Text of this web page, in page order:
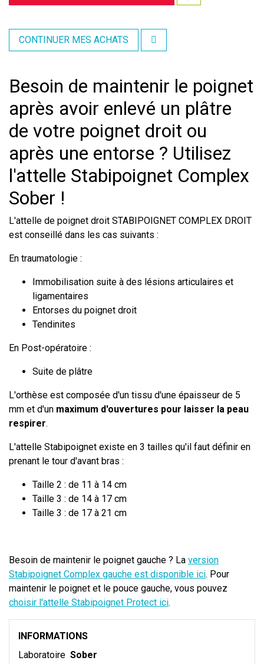
CONTINUER MES ACHATS
Besoin de maintenir le poignet
après avoir enlevé un plâtre
de votre poignet droit ou
après une entorse ? Utilisez
l'attelle Stabipoignet Complex
Sober !
L'attelle de poignet droit STABIPOIGNET COMPLEX DROIT
est conseillé dans les cas suivants :
En traumatologie :
Immobilisation suite à des lésions articulaires et
ligamentaires
Entorses du poignet droit
Tendinites
En Post-opératoire :
Suite de plâtre
L'orthèse est composée d'un tissu d'une épaisseur de 5
mm et d'un maximum d'ouvertures pour laisser la peau
respirer.
L'attelle Stabipoignet existe en 3 tailles qu'il faut définir en
prenant le tour d'avant bras :
Taille 2 : de 11 à 14 cm
Taille 3 : de 14 à 17 cm
Taille 3 : de 17 à 21 cm
Besoin de maintenir le poignet gauche ? La version
Stabipoignet Complex gauche est disponible ici. Pour
maintenir le poignet et le pouce gauche, vous pouvez
choisir l'attelle Stabipoignet Protect ici.
INFORMATIONS
Laboratoire Sober